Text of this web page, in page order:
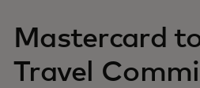
Mastercard
Travel
se abre en una pestaña nueva